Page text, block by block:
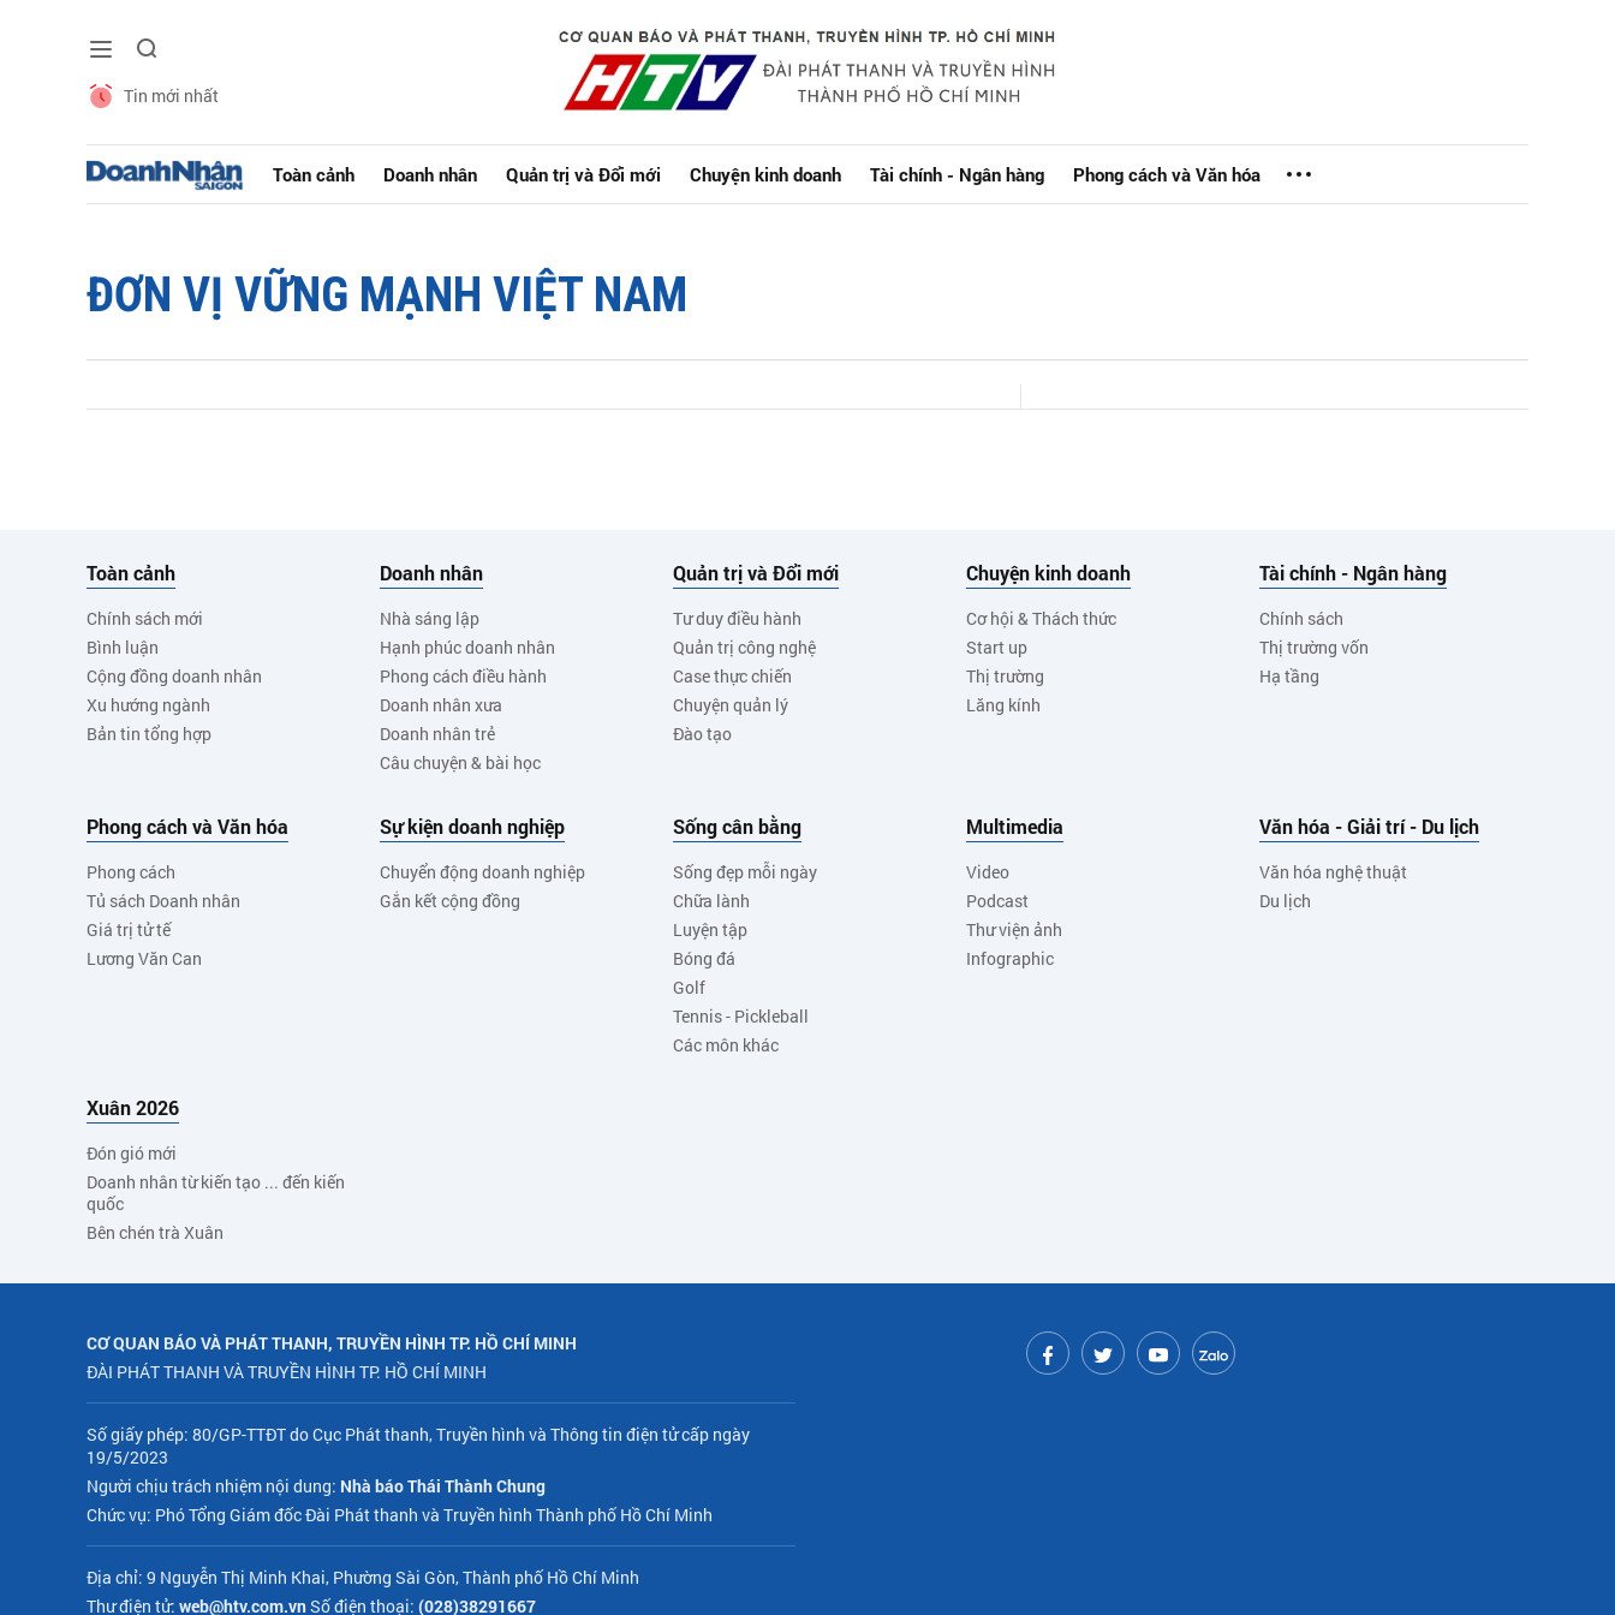
Tin mới nhất
Toàn cảnh Doanh nhân Quản trị và Đổi mới Chuyện kinh doanh Tài chính - Ngân hàng Phong cách và Văn hóa
ĐƠN VỊ VỮNG MẠNH VIỆT NAM
Toàn cảnh
Chính sách mới
Bình luận
Cộng đồng doanh nhân
Xu hướng ngành
Bản tin tổng hợp
Doanh nhân
Nhà sáng lập
Hạnh phúc doanh nhân
Phong cách điều hành
Doanh nhân xưa
Doanh nhân trẻ
Câu chuyện & bài học
Quản trị và Đổi mới
Tư duy điều hành
Quản trị công nghệ
Case thực chiến
Chuyện quản lý
Đào tạo
Chuyện kinh doanh
Cơ hội & Thách thức
Start up
Thị trường
Lăng kính
Tài chính - Ngân hàng
Chính sách
Thị trường vốn
Hạ tầng
Phong cách và Văn hóa
Phong cách
Tủ sách Doanh nhân
Giá trị tử tế
Lương Văn Can
Sự kiện doanh nghiệp
Chuyển động doanh nghiệp
Gắn kết cộng đồng
Sống cân bằng
Sống đẹp mỗi ngày
Chữa lành
Luyện tập
Bóng đá
Golf
Tennis - Pickleball
Các môn khác
Multimedia
Video
Podcast
Thư viện ảnh
Infographic
Văn hóa - Giải trí - Du lịch
Văn hóa nghệ thuật
Du lịch
Xuân 2026
Đón gió mới
Doanh nhân từ kiến tạo ... đến kiến
quốc
Bên chén trà Xuân
CƠ QUAN BÁO VÀ PHÁT THANH, TRUYỀN HÌNH TP. HỒ CHÍ MINH
ĐÀI PHÁT THANH VÀ TRUYỀN HÌNH TP. HỒ CHÍ MINH
Số giấy phép: 80/GP-TTĐT do Cục Phát thanh, Truyền hình và Thông tin điện tử cấp ngày
19/5/2023
Người chịu trách nhiệm nội dung: Nhà báo Thái Thành Chung
Chức vụ: Phó Tổng Giám đốc Đài Phát thanh và Truyền hình Thành phố Hồ Chí Minh
Địa chỉ: 9 Nguyễn Thị Minh Khai, Phường Sài Gòn, Thành phố Hồ Chí Minh
Thư điện tử: web@htv.com.vnSố điện thoại: (028)38291667